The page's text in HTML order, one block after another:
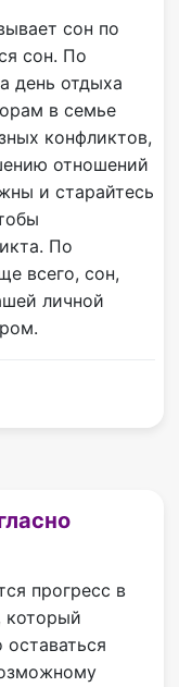
сон по
сон. По
день отдыха
в семье
конфликтов,
отношений
и старайтесь
По
всего, сон,
личной
прогресс в
который